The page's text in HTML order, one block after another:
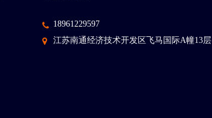
18961229597
江苏南通经济技术开发区飞马国际A幢13层